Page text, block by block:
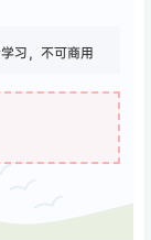
习，不可商用